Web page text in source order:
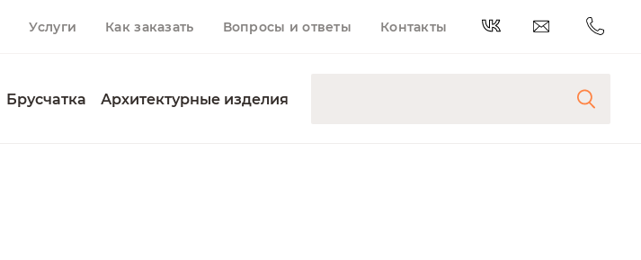
Услуги Как заказать Вопросы и ответы Контакты
Брусчатка Архитектурные изделия